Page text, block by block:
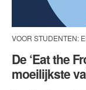
VOOR STUDENTEN:
De ‘Eat the
moeilijkste